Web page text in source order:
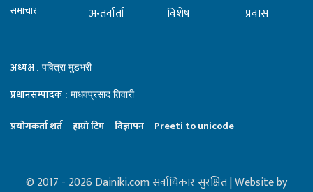
समाचार
अन्तर्वार्ता
विशेष
प्रवास
अध्यक्ष : पवित्रा मुडभरी
प्रधानसम्पादक : माधवप्रसाद तिवारी
प्रयाेगकर्ता शर्त हाम्राे टिम विज्ञापन Preeti to unicode
© 2017 - 2026 Dainiki.com सर्वाधिकार सुरक्षित | Website by